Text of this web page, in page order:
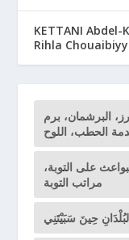
KETTANI Abdel-
Rihla
البرشمان، برم
الحطب، اللوح
على التوبة،
مراتب التوبة
حِينَ سَبَيْتَنِي